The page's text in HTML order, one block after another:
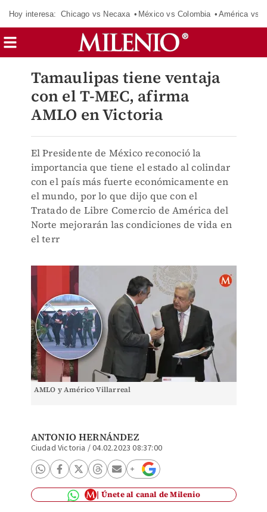
Hoy interesa: Chicago vs Necaxa México vs Colombia América vs
Tamaulipas tiene ventaja
con el T-MEC, afirma
AMLO en Victoria
El Presidente de México reconoció la
importancia que tiene el estado al colindar
con el país más fuerte económicamente en
el mundo, por lo que dijo que con el
Tratado de Libre Comercio de América del
Norte mejorarán las condiciones de vida en
el terr
AMLO y Américo Villarreal
ANTONIO HERNÁNDEZ
Ciudad Victoria /04.02.2023 08:37:00
Únete al canal de Milenio